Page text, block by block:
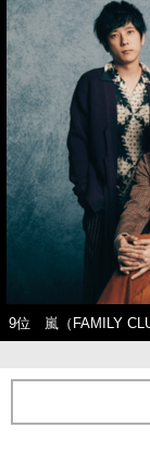
9位 嵐（FAMILY